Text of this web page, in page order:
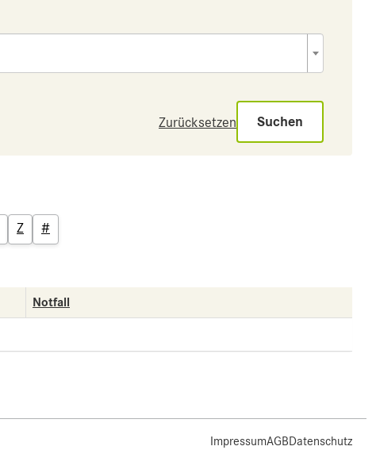
Zurücksetzen Suchen
Z #
Notfall
ImpressumAGBDatenschutz